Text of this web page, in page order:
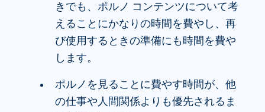
きでも、ポルノ コンテンツについて考
えることにかなりの時間を費やし、再
び使用するときの準備にも時間を費や
します。
ポルノを見ることに費やす時間が、他
の仕事や人間関係よりも優先されるま